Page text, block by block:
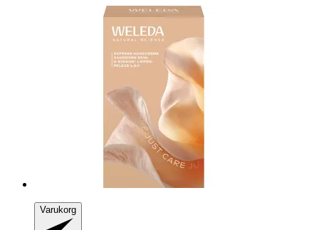
Varukorg